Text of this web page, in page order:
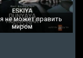
не может править
миром